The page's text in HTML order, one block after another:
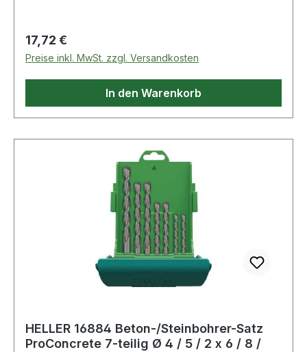
Anwendungsbereiche: Beton, Mauerwerk,
Kalksandstein, Stein"
Regulärer Preis:
17,72 €
Preise inkl. MwSt. zzgl. Versandkosten
In den Warenkorb
HELLER 16884 Beton-/Steinbohrer-Satz
ProConcrete 7-teilig Ø 4 / 5 / 2 x 6 / 8 /